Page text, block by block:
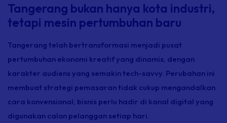
Tangerang bukan hanya kota industri,
tetapi mesin pertumbuhan baru
Tangerang telah bertransformasi menjadi pusat
pertumbuhan ekonomi kreatif yang dinamis, dengan
karakter audiens yang semakin tech-savvy. Perubahan ini
membuat strategi pemasaran tidak cukup mengandalkan
cara konvensional; bisnis perlu hadir di kanal digital yang
digunakan calon pelanggan setiap hari.